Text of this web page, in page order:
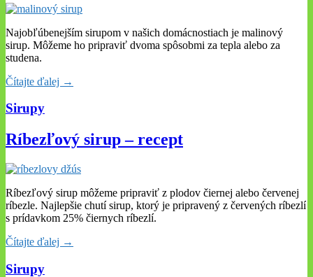
Najobľúbenejším sirupom v našich domácnostiach je malinový
sirup. Môžeme ho pripraviť dvoma spôsobmi za tepla alebo za
studena.
Čítajte ďalej →
Sirupy
Ríbezľový sirup – recept
Ríbezľový sirup môžeme pripraviť z plodov čiernej alebo červenej
ríbezle. Najlepšie chutí sirup, ktorý je pripravený z červených ríbezlí
s prídavkom 25% čiernych ríbezlí.
Čítajte ďalej →
Sirupy